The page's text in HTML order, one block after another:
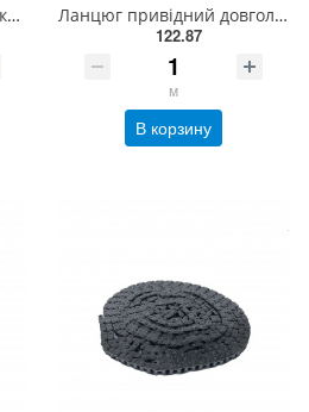
Ланцюг привідний роликовий ПР-08-460, ISO 05B-1 (5,00м)
Ланцюг привідний довголанковий 2040 L = 3 м , ISO 208A
122.87
м
В корзину